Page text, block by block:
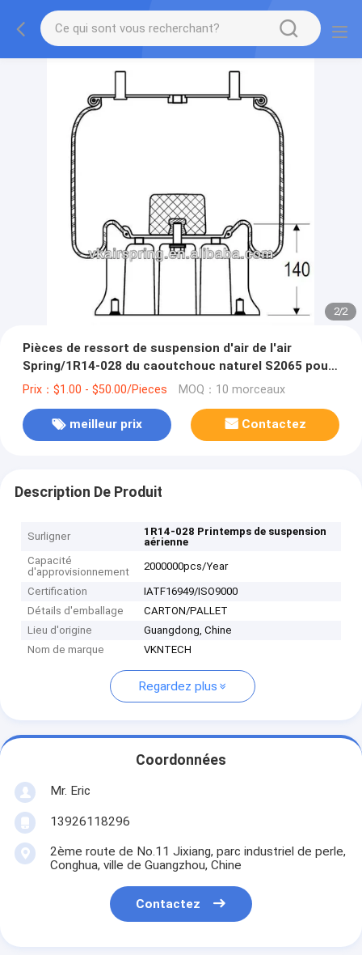
2/2
Pièces de ressort de suspension d'air de l'air
Spring/1R14-028 du caoutchouc naturel S2065 pour
le piston W01-358-9177 en aluminium W01-358-9179
Prix：$1.00 - $50.00/Pieces MOQ：10 morceaux
meilleur prix Contactez
Description De Produit
Surligner
1R14-028 Printemps de suspension
aérienne
Capacité
d'approvisionnement
2000000pcs/Year
Certification
IATF16949/ISO9000
Détails d'emballage
CARTON/PALLET
Lieu d'origine
Guangdong, Chine
Nom de marque
VKNTECH
Regardez plus
Coordonnées
Mr. Eric
13926118296
2ème route de No.11 Jixiang, parc industriel de perle,
Conghua, ville de Guangzhou, Chine
Contactez